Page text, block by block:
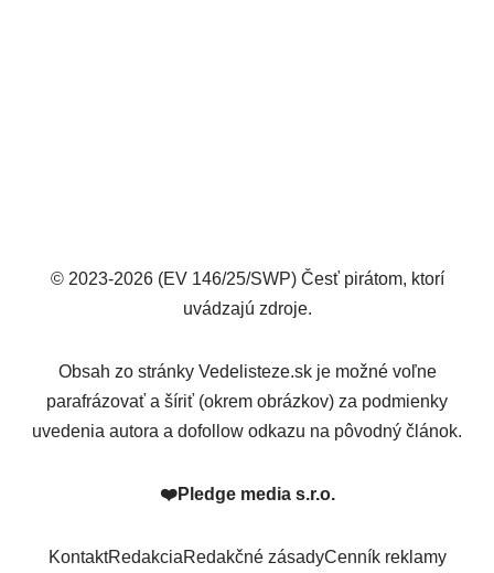
© 2023-2026 (EV 146/25/SWP) Česť pirátom, ktorí
uvádzajú zdroje.
Obsah zo stránky Vedelisteze.sk je možné voľne
parafrázovať a šíriť (okrem obrázkov) za podmienky
uvedenia autora a dofollow odkazu na pôvodný článok.
❤️Pledge media s.r.o.
KontaktRedakciaRedakčné zásadyCenník reklamy